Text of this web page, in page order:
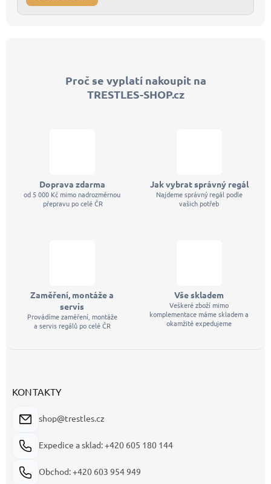
Proč se vyplatí nakoupit na
TRESTLES-SHOP.cz
Doprava zdarma
od 5 000 Kč mimo nadrozměrnou
přepravu po celé ČR
Jak vybrat správný regál
Najdeme správný regál podle
vašich potřeb
Zaměření, montáže a
servis
Provádíme zaměření, montáže
a servis regálů po celé ČR
Vše skladem
Veškeré zboží mimo
komplementace máme skladem a
okamžitě expedujeme
KONTAKTY
shop@trestles.cz
Expedice a sklad: +420 605 180 144
Obchod: +420 603 954 949